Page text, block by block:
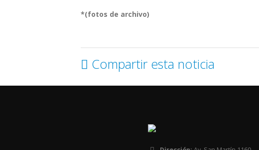
*(fotos de archivo)
Compartir esta noticia